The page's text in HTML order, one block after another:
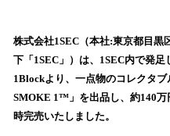
！
数
を
読
み
込
株式会社1SEC（本社:東京都目黒
下「1SEC」）は、1SEC内で発
1Blockより、一点物のコレクタ
SMOKE 1™」を出品し、約140
時完売いたしました。